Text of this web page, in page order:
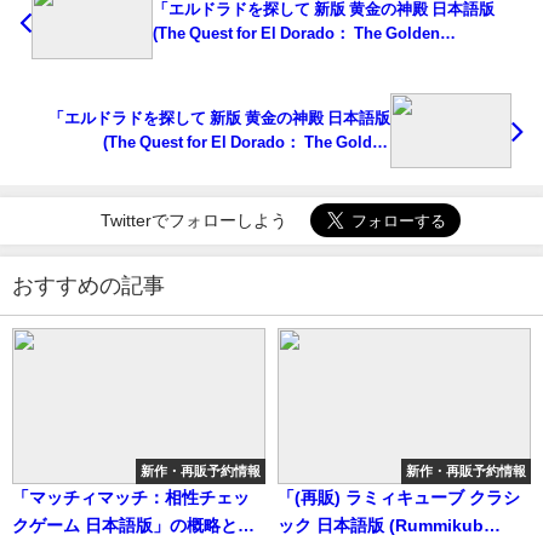
「エルドラドを探して 新版 黄金の神殿 日本語版
(The Quest for El Dorado： The Golden
「エルドラドを探して 新版 黄金の神殿 日本語版
(The Quest for El Dorado： The Golden
Twitterでフォローしよう
おすすめの記事
新作・再販予約情報
「マッチィマッチ：相性チェッ
クゲーム 日本語版」の概略と予
新作・再販予約情報
「(再販) ラミィキューブ クラシ
ック 日本語版 (Rummikub